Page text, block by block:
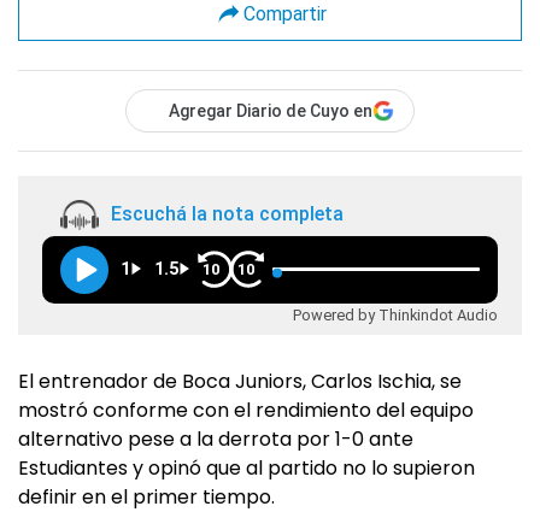
Compartir
Agregar Diario de Cuyo en
Escuchá la nota completa
1 1.5 10 10
Powered by Thinkindot Audio
El entrenador de Boca Juniors, Carlos Ischia, se
mostró conforme con el rendimiento del equipo
alternativo pese a la derrota por 1-0 ante
Estudiantes y opinó que al partido no lo supieron
definir en el primer tiempo.